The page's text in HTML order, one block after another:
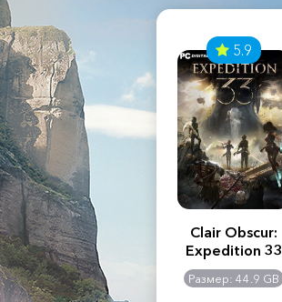
2:
-
GB
Assassin's Creed
Shadows
Размер: 117 GB
5.9
Clair Obscur:
Expedition 33
Размер: 44.9 GB